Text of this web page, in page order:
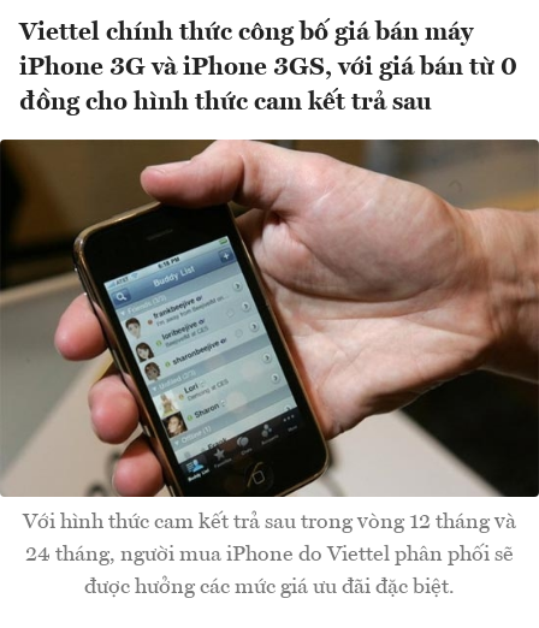
Viettel chính thức công bố giá bán máy
iPhone 3G và iPhone 3GS, với giá bán từ 0
đồng cho hình thức cam kết trả sau
Với hình thức cam kết trả sau trong vòng 12 tháng và
24 tháng, người mua iPhone do Viettel phân phối sẽ
được hưởng các mức giá ưu đãi đặc biệt.